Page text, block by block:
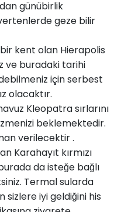
günübirlik
geze bilir
kent olan Hierapolis
ve buradaki tarihi
için serbest
olacaktır.
Kleopatra sırlarını
beklemektedir.
verilecektir .
Karahayıt kırmızı
da isteğe bağlı
Termal sularda
sizlere iyi geldiğini his